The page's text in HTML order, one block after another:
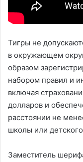
Тигры не
в окружающем
образом
набором правил и
включая
долларов и
расстоянии не
школы или
Заместитель